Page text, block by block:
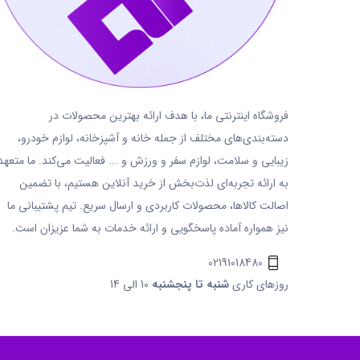
فروشگاه اینترنتی ما، با هدف ارائه بهترین محصولات در
دسته‌بندی‌های مختلف از جمله خانه و آشپزخانه، لوازم خودرو،
زیبایی و سلامت، لوازم سفر و ورزش و ... فعالیت می‌کند. ما
به ارائه تجربه‌ای لذت‌بخش از خرید آنلاین هستیم، با تضمین
اصالت کالاها، محصولات کاربردی و ارسال سریع. تیم پشتیبانی ما
نیز همواره آماده پاسخگویی و ارائه خدمات به شما عزیزان است.
02191018480
روزهای کاریشنبه تا پنجشنبه